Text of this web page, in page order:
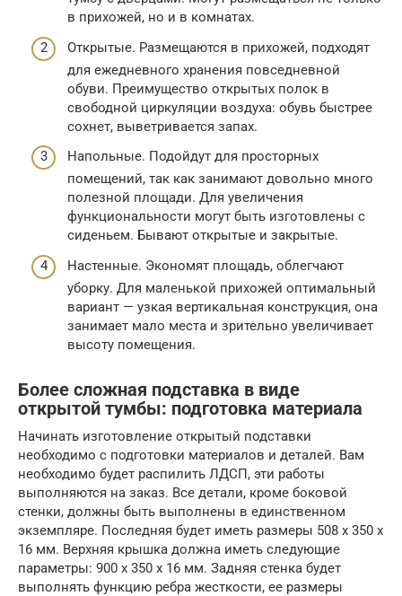
в прихожей, но и в комнатах.
Открытые. Размещаются в прихожей, подходят
для ежедневного хранения повседневной
обуви. Преимущество открытых полок в
свободной циркуляции воздуха: обувь быстрее
сохнет, выветривается запах.
Напольные. Подойдут для просторных
помещений, так как занимают довольно много
полезной площади. Для увеличения
функциональности могут быть изготовлены с
сиденьем. Бывают открытые и закрытые.
Настенные. Экономят площадь, облегчают
уборку. Для маленькой прихожей оптимальный
вариант — узкая вертикальная конструкция, она
занимает мало места и зрительно увеличивает
высоту помещения.
Более сложная подставка в виде
открытой тумбы: подготовка материала
Начинать изготовление открытый подставки
необходимо с подготовки материалов и деталей. Вам
необходимо будет распилить ЛДСП, эти работы
выполняются на заказ. Все детали, кроме боковой
стенки, должны быть выполнены в единственном
экземпляре. Последняя будет иметь размеры 508 x 350 x
16 мм. Верхняя крышка должна иметь следующие
параметры: 900 x 350 x 16 мм. Задняя стенка будет
выполнять функцию ребра жесткости, ее размеры